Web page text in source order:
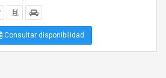
Consultar disponibilidad